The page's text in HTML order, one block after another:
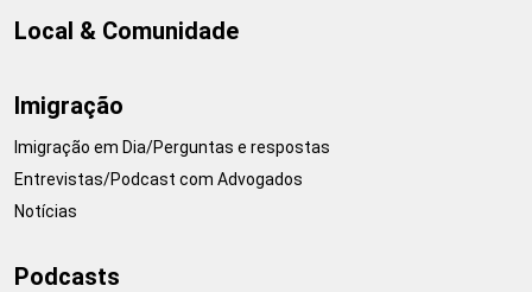
Local & Comunidade
Imigração
Imigração em Dia/Perguntas e respostas
Entrevistas/Podcast com Advogados
Notícias
Podcasts